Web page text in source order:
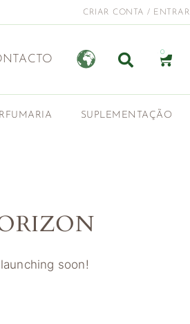
CRIAR CONTA / ENTRAR
0
SUPLEMENTAÇÃO
soon!